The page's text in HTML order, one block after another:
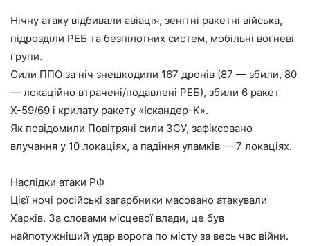
Нічну атаку відбивали авіація, зенітні ракетні війська,
підрозділи РЕБ та безпілотних систем, мобільні вогневі
групи.
Сили ППО за ніч знешкодили 167 дронів (87 — збили, 80
— локаційно втрачені/подавлені РЕБ), збили 6 ракет
Х-59/69 і крилату ракету «Іскандер-К».
Як повідомили Повітряні сили ЗСУ, зафіксовано
влучання у 10 локаціях, а падіння уламків — 7 локаціях.
Наслідки атаки РФ
Цієї ночі російські загарбники масовано атакували
Харків. За словами місцевої влади, це був
найпотужніший удар ворога по місту за весь час війни.